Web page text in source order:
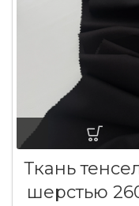
Ткань
шерстью